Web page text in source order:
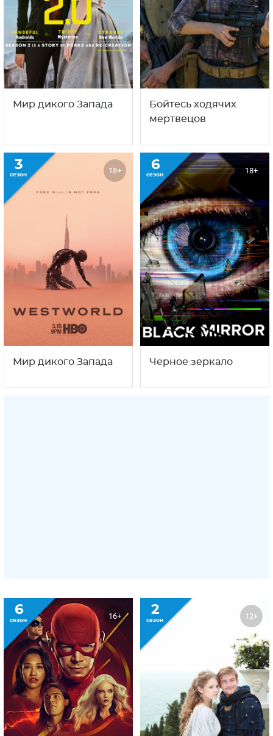
Мир дикого Запада
Бойтесь ходячих
мертвецов
3
сезон 18+
Мир дикого Запада
6
сезон 18+
Черное зеркало
6
сезон 16+ 2
сезон 12+